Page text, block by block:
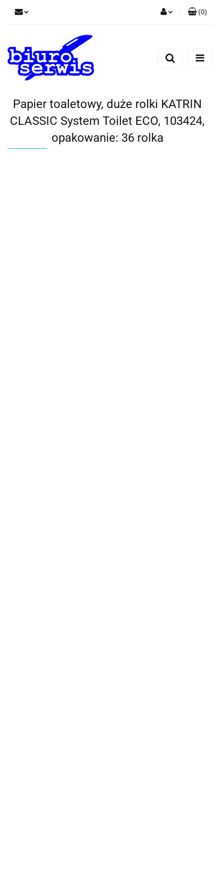
Zarejestruj się
(0)
Papier toaletowy, duże rolki KATRIN
CLASSIC System Toilet ECO, 103424,
opakowanie: 36 rolka